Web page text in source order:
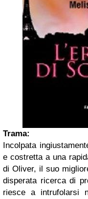
Trama:
Incolpata
e costretta a una
di Oliver, il suo
disperata ricerca di
riesce a intrufolarsi